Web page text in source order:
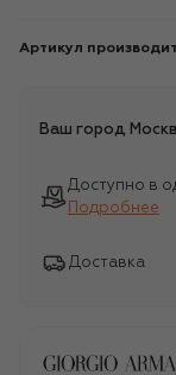
Артикул
Ваш город
Доступно в
Подробнее
Доставка